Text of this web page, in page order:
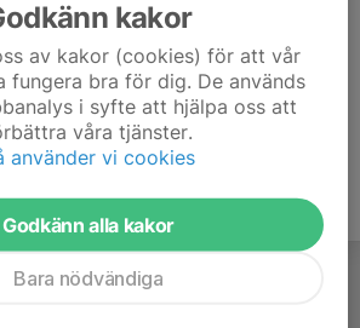
kakor
av kakor (cookies) för att vår
fungera bra för dig. De används
i syfte att hjälpa oss att
våra tjänster.
använder vi cookies
Godkänn alla kakor
Bara nödvändiga